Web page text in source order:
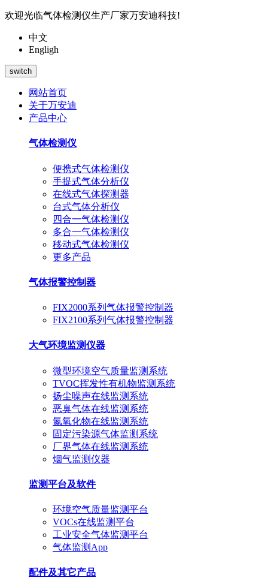
欢迎光临气体检测仪生产厂家万安迪科技!
中文
Engligh
switch
网站首页
关于万安迪
产品中心
气体检测仪
便携式气体检测仪
手提式气体分析仪
在线式气体探测器
台式气体分析仪
四合一气体检测仪
多合一气体检测仪
移动式气体检测仪
更多产品
气体报警控制器
FIX2000系列气体报警控制器
FIX2100系列气体报警控制器
大气环境监测仪器
微型环境空气质量监测系统
TVOC挥发性有机物监测系统
扬尘噪声在线监测系统
恶臭气体在线监测系统
氮氧化物在线监测系统
固定污染源气体监测系统
厂界气体在线监测系统
烟气监测仪器
监测平台及软件
环境空气质量监测平台
VOCs在线监测平台
工业安全气体监测平台
气体监测App
配件及其它产品